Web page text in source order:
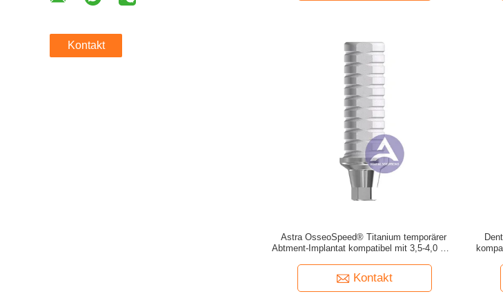
Kontakt
Astra OsseoSpeed® Titanium temporärer
Abtment-Implantat kompatibel mit 3,5-4,0 mm
Kontakt